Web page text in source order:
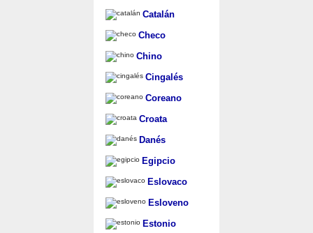
Catalán
Checo
Chino
Cingalés
Coreano
Croata
Danés
Egipcio
Eslovaco
Esloveno
Estonio